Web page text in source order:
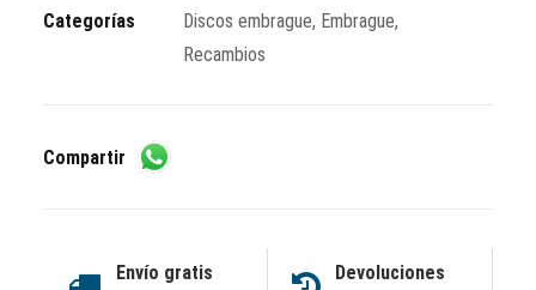
Categorías
Discos embrague, Embrague,
Recambios
Compartir
Envío gratis Devoluciones